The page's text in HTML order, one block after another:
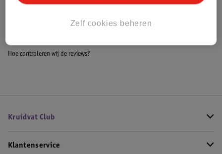
Hoe controleren wij de reviews?
Kruidvat Club
Klantenservice
Zelf cookies beheren